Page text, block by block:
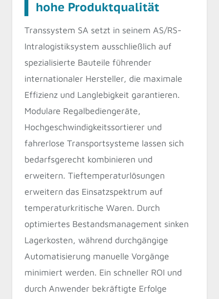
hohe Produktqualität
Transsystem SA setzt in seinem AS/RS-
Intralogistiksystem ausschließlich auf
spezialisierte Bauteile führender
internationaler Hersteller, die maximale
Effizienz und Langlebigkeit garantieren.
Modulare Regalbediengeräte,
Hochgeschwindigkeitssortierer und
fahrerlose Transportsysteme lassen sich
bedarfsgerecht kombinieren und
erweitern. Tieftemperaturlösungen
erweitern das Einsatzspektrum auf
temperaturkritische Waren. Durch
optimiertes Bestandsmanagement sinken
Lagerkosten, während durchgängige
Automatisierung manuelle Vorgänge
minimiert werden. Ein schneller ROI und
durch Anwender bekräftigte Erfolge